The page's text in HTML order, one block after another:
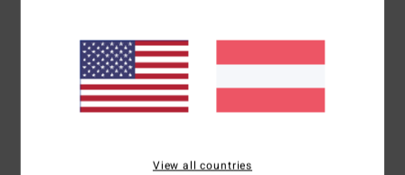
Stickerei auf der rechten Gesäßtasche
Relaxed Fit
Außennaht:21"
View all countries